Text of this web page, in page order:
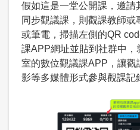
假如這是一堂公開課，邀請
同步觀議課，則觀課教師
或筆電，掃描左側的QR
課APP網址並貼到社群中，
室的數位觀議課APP，讓
影等多媒體形式參與觀課記